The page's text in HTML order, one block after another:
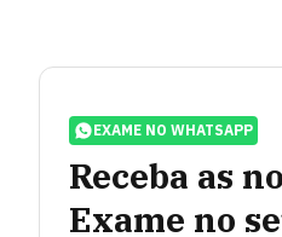
EXAME NO WHATSAPP
Receba as
Exame no